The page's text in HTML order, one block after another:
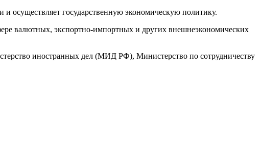
осуществляет государственную экономическую политику.
валютных, экспортно-импортных и других внешнеэкономических
иностранных дел (МИД РФ), Министерство по сотрудничеству